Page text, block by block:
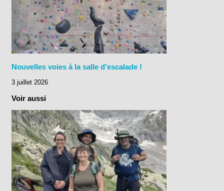
Nouvelles voies à la salle d’escalade !
3 juillet 2026
Voir aussi